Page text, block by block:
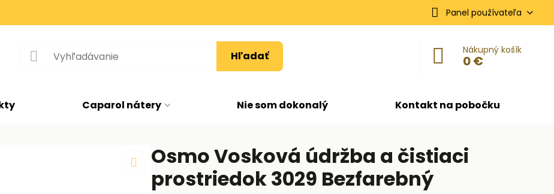
Panel používateľa
Hľadať Nákupný košík
0 €
Caparol nátery Nie som dokonalý Kontakt na pobočku
Osmo Vosková údržba a čistiaci
prostriedok 3029 Bezfarebný